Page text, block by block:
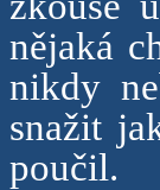
nějaká
nikdy
snažit
poučil.